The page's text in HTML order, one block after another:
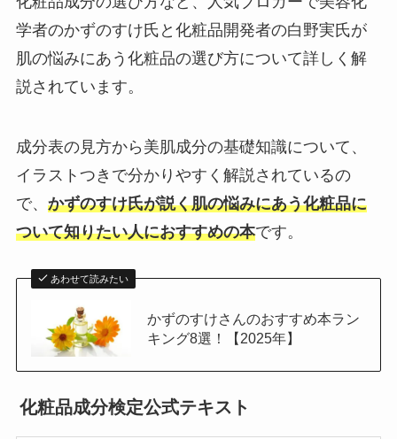
学者のかずのすけ氏と化粧品開発者の白野実氏が
肌の悩みにあう化粧品の選び方について詳しく解
説されています。
成分表の見方から美肌成分の基礎知識について、
イラストつきで分かりやすく解説されているの
で、 かずのすけ氏が説く肌の悩みにあう化粧品に
ついて知りたい人におすすめの本です。
あわせて読みたい
かずのすけさんのおすすめ本ラン
キング8選！【2025年】
化粧品成分検定公式テキスト